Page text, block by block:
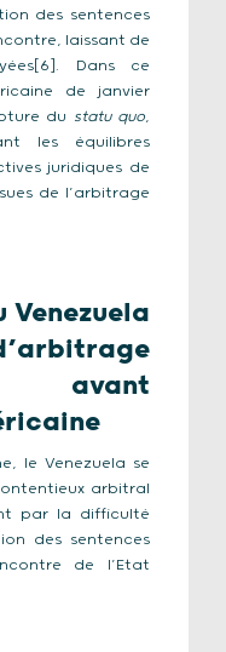
des sentences
laissant de
Dans ce
de janvier
du statu quo,
les équilibres
juridiques de
de l’arbitrage
avant
le Venezuela se
arbitral
par la difficulté
des sentences
de l’Etat